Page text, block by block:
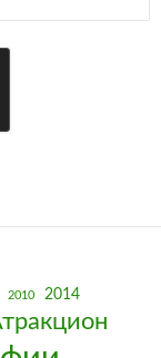
2010 2014